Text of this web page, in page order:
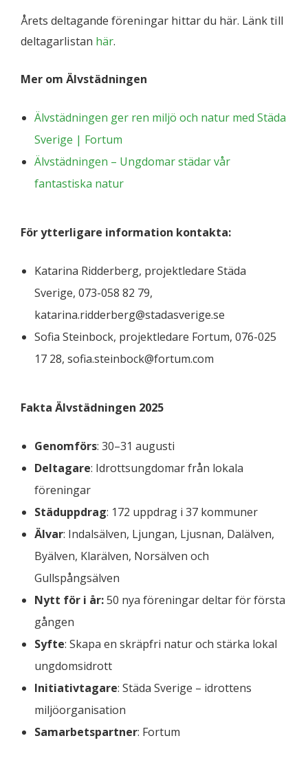
Årets deltagande föreningar hittar du här. Länk till
deltagarlistan här.
Mer om Älvstädningen
Älvstädningen ger ren miljö och natur med Städa
Sverige | Fortum
Älvstädningen – Ungdomar städar vår
fantastiska natur
För ytterligare information kontakta:
Katarina Ridderberg, projektledare Städa
Sverige, 073-058 82 79,
katarina.ridderberg@stadasverige.se
Sofia Steinbock, projektledare Fortum, 076-025
17 28, sofia.steinbock@fortum.com
Fakta Älvstädningen 2025
Genomförs: 30–31 augusti
Deltagare: Idrottsungdomar från lokala
föreningar
Städuppdrag: 172 uppdrag i 37 kommuner
Älvar: Indalsälven, Ljungan, Ljusnan, Dalälven,
Byälven, Klarälven, Norsälven och
Gullspångsälven
Nytt för i år:50 nya föreningar deltar för första
gången
Syfte: Skapa en skräpfri natur och stärka lokal
ungdomsidrott
Initiativtagare: Städa Sverige – idrottens
miljöorganisation
Samarbetspartner: Fortum